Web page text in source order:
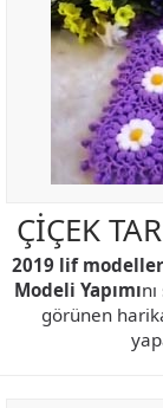
ÇİÇEK
2019 lif
Modeli Yapımı
görünen